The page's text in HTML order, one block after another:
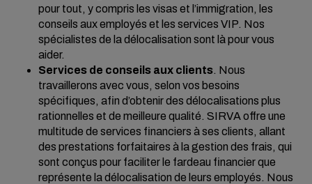
pour tout, y compris les visas et l’immigration, les
conseils aux employés et les services VIP. Nos
spécialistes de la délocalisation sont là pour vous
aider.
Services de conseils aux clients. Nous
travaillerons avec vous, selon vos besoins
spécifiques, afin d’obtenir des délocalisations plus
rationnelles et de meilleure qualité. SIRVA offre une
multitude de services financiers à ses clients, allant
des prestations forfaitaires à la gestion des frais, qui
sont conçus pour faciliter le fardeau financier que
représente la délocalisation de leurs employés. Nous